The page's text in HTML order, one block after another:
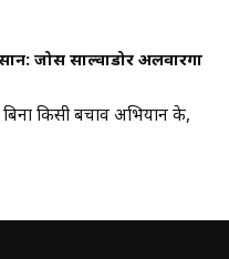
जोस साल्वाडोर अलवारेंगा
बिना किसी बचाव अभियान के,